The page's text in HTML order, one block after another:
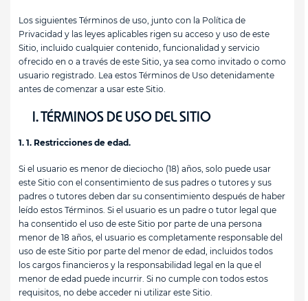
Los siguientes Términos de uso, junto con la Política de
Privacidad y las leyes aplicables rigen su acceso y uso de este
Sitio, incluido cualquier contenido, funcionalidad y servicio
ofrecido en o a través de este Sitio, ya sea como invitado o como
usuario registrado. Lea estos Términos de Uso detenidamente
antes de comenzar a usar este Sitio.
I. TÉRMINOS DE USO DEL SITIO
1. 1. Restricciones de edad.
Si el usuario es menor de dieciocho (18) años, solo puede usar
este Sitio con el consentimiento de sus padres o tutores y sus
padres o tutores deben dar su consentimiento después de haber
leído estos Términos. Si el usuario es un padre o tutor legal que
ha consentido el uso de este Sitio por parte de una persona
menor de 18 años, el usuario es completamente responsable del
uso de este Sitio por parte del menor de edad, incluidos todos
los cargos financieros y la responsabilidad legal en la que el
menor de edad puede incurrir. Si no cumple con todos estos
requisitos, no debe acceder ni utilizar este Sitio.